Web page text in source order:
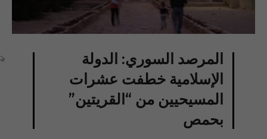
المرصد السوري: الدولة
الإسلامية خطفت عشرات
المسيحيين من “القريتين”
بحمص